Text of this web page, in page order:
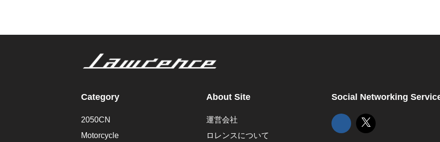
Category
2050CN
Motorcycle
About Site
運営会社
ロレンスについて
Social Networking